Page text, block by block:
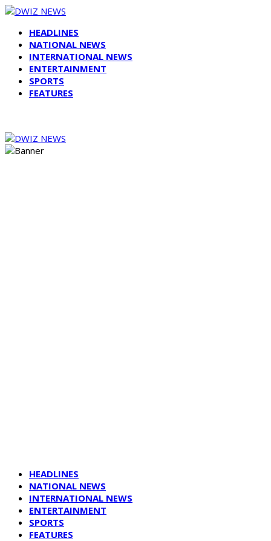
HEADLINES
NATIONAL NEWS
INTERNATIONAL NEWS
ENTERTAINMENT
SPORTS
FEATURES
HEADLINES
NATIONAL NEWS
INTERNATIONAL NEWS
ENTERTAINMENT
SPORTS
FEATURES